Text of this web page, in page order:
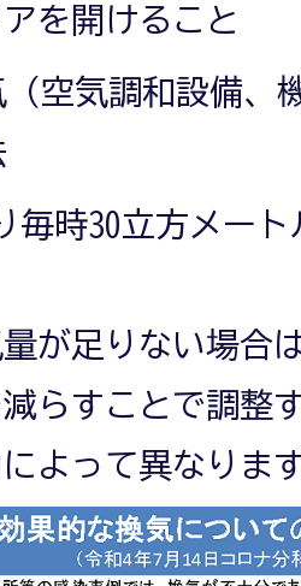
を開けること
空気調和設備、
毎時30立方メー
が足りない場合
らすことで調整
よって異なりま